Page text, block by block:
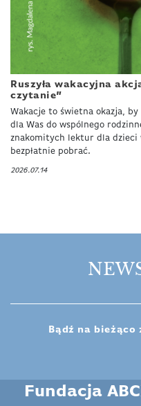
Ruszyła wakacyjna
czytanie”
Wakacje to świetna okazja,
dla Was do wspólnego
znakomitych lektur dla dzieci
bezpłatnie pobrać.
2026.07.14
Bądź na
Fundacja